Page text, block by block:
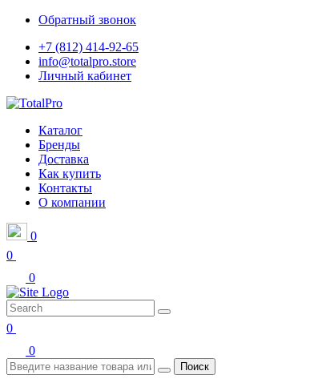
Обратный звонок
+7 (812) 414-92-65
info@totalpro.store
Личный кабинет
Каталог
Бренды
Доставка
Как купить
Контакты
О компании
0
0
0
0
0
Поиск